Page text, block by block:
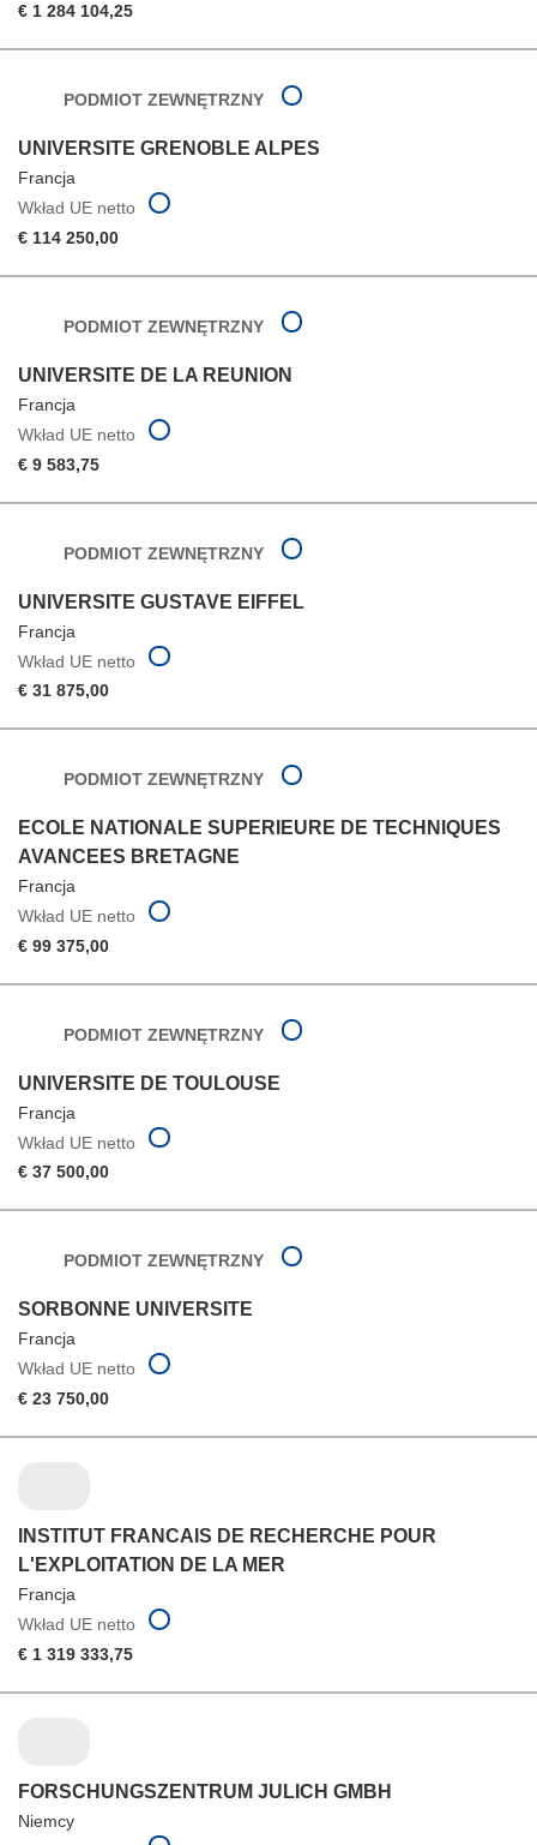
€ 1 284 104,25
PODMIOT ZEWNĘTRZNY
UNIVERSITE GRENOBLE ALPES
Francja
Wkład UE netto
€ 114 250,00
PODMIOT ZEWNĘTRZNY
UNIVERSITE DE LA REUNION
Francja
Wkład UE netto
€ 9 583,75
PODMIOT ZEWNĘTRZNY
UNIVERSITE GUSTAVE EIFFEL
Francja
Wkład UE netto
€ 31 875,00
PODMIOT ZEWNĘTRZNY
ECOLE NATIONALE SUPERIEURE DE TECHNIQUES
AVANCEES BRETAGNE
Francja
Wkład UE netto
€ 99 375,00
PODMIOT ZEWNĘTRZNY
UNIVERSITE DE TOULOUSE
Francja
Wkład UE netto
€ 37 500,00
PODMIOT ZEWNĘTRZNY
SORBONNE UNIVERSITE
Francja
Wkład UE netto
€ 23 750,00
INSTITUT FRANCAIS DE RECHERCHE POUR
L'EXPLOITATION DE LA MER
Francja
Wkład UE netto
€ 1 319 333,75
FORSCHUNGSZENTRUM JULICH GMBH
Niemcy